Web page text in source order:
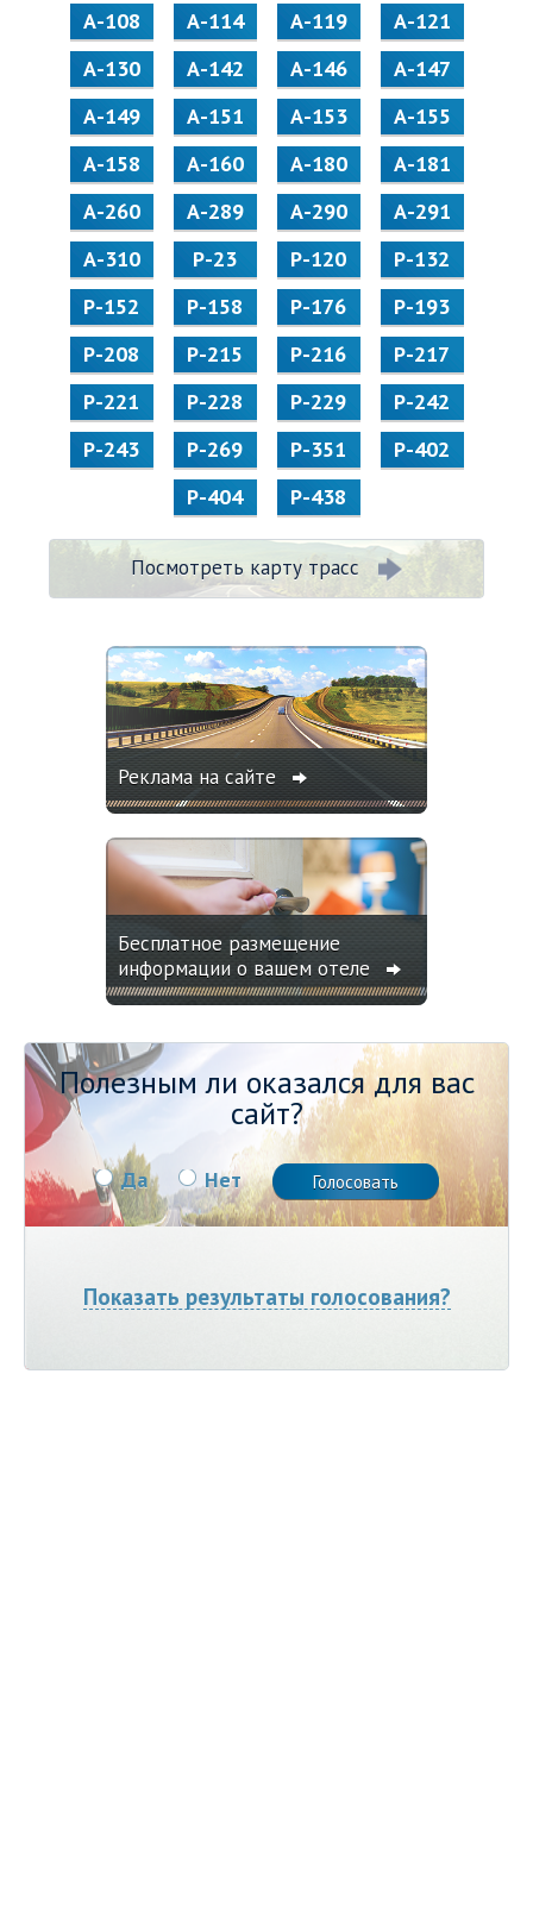
А-108
А-114 А-119
А-121
А-130
А-142 А-146
А-147
А-149
А-151 А-153
А-155
А-158
А-160 А-180
А-181
А-260
А-289 А-290
А-291
А-310
Р-23 Р-120
Р-132
Р-152
Р-158 Р-176
Р-193
Р-208
Р-215 Р-216
Р-217
Р-221
Р-228 Р-229
Р-242
Р-243
Р-269 Р-351
Р-402
Р-404
Р-438
Посмотреть карту трасс
Реклама на сайте
Бесплатное размещение
информации о вашем отеле
Полезным ли оказался для вас
сайт?
Да Нет
Показать результаты голосования?